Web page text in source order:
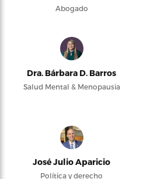
Abogado
Dra. Bárbara D. Barros
Salud Mental & Menopausia
José Julio Aparicio
Política y derecho